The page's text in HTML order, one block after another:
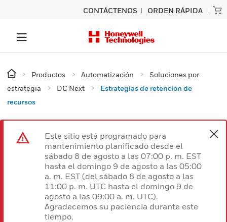
CONTÁCTENOS ORDEN RÁPIDA
Productos Automatización
Soluciones por
estrategia
DC Next
Estrategias de retención de
recursos
Este sitio está programado para
mantenimiento planificado desde el
sábado 8 de agosto a las 07:00 p. m. EST
hasta el domingo 9 de agosto a las 05:00
a. m. EST (del sábado 8 de agosto a las
11:00 p. m. UTC hasta el domingo 9 de
agosto a las 09:00 a. m. UTC).
Agradecemos su paciencia durante este
tiempo.